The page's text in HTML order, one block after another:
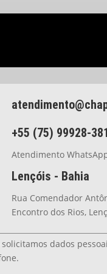
+55 (75) 99928-
Atendimento
Lençóis - Bahia
Rua Comendador
Encontro dos Rios,
solicitamos dados